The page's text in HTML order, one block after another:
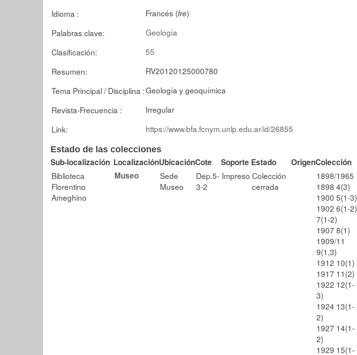
Idioma :
Francés (fre)
Palabras clave:
Geología
Clasificación:
55
Resumen:
RV20120125000780
Tema Principal / Disciplina :Geología y geoquímica
Revista-Frecuencia :
Irregular
Link:
https://www.bfa.fcnym.unlp.edu.ar/id/26855
Estado de las colecciones
Sub-localización LocalizaciónUbicaciónCote Soporte Estado OrigenColección
Biblioteca
Florentino
Ameghino
Museo
Sede
Museo
Dep.5-
3-2
Impreso Colección
cerrada
1898/1965
1898 4(3)
1900 5(1-3)
1902 6(1-2)
7(1-2)
1907 8(1)
1909/11
9(1,3)
1912 10(1)
1917 11(2)
1922 12(1-
3)
1924 13(1-
2)
1927 14(1-
2)
1929 15(1-